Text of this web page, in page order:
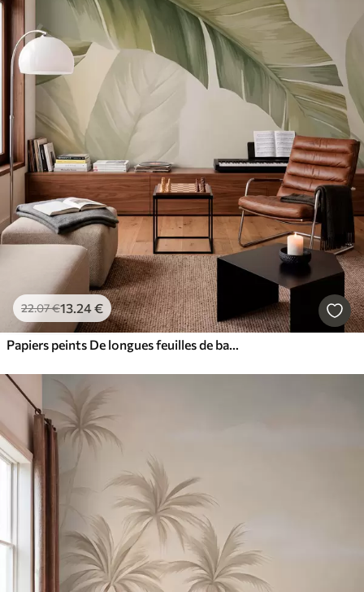
22.07€13.24€
Papiers peints De longues feuilles de bananier